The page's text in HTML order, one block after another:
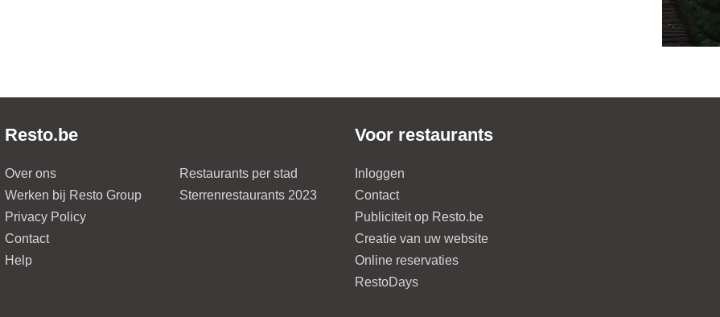
Resto.be
Over ons
Werken bij Resto Group
Privacy Policy
Contact
Help
Restaurants per stad
Sterrenrestaurants 2023
Voor restaurants
Inloggen
Contact
Publiciteit op Resto.be
Creatie van uw website
Online reservaties
RestoDays